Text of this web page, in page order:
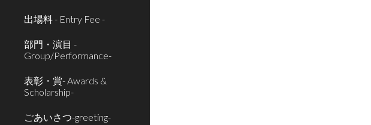
出場料 - Entry Fee -
部門・演目 -
Group/Performance-
表彰・賞- Awards &
Scholarship-
ごあいさつ-greeting-